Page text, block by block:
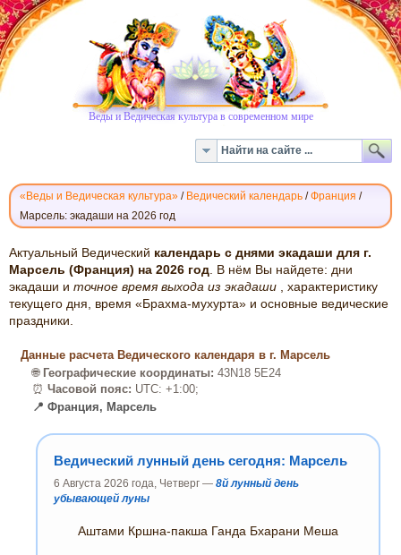
Веды и Ведическая культура в современном мире
«Веды и Ведическая культура» / Ведический календарь /Франция /
Марсель: экадаши на 2026 год
ВЕДИЧЕСКИЙ
КАЛЕНДАРЬ
ЭКАДАШИ:
МАРСЕЛЬ,
2026
Актуальный Ведический календарь с днями экадаши для г.
Марсель (Франция) на 2026 год . В нём Вы найдете: дни
экадаши и точное время выхода из экадаши
, характеристику
текущего дня, время «Брахма-мухурта» и основные ведические
праздники.
Данные расчета Ведического календаря в г. Марсель
🌐 Географические координаты: 43N18 5E24
⏰ Часовой пояс: UTC: +1:00;
📍 Франция, Марсель
Ведический лунный день сегодня: Марсель
6 Августа 2026 года, Четверг — 8й лунный день
убывающей луны
Аштами Кршна-пакша Ганда Бхарани Меша